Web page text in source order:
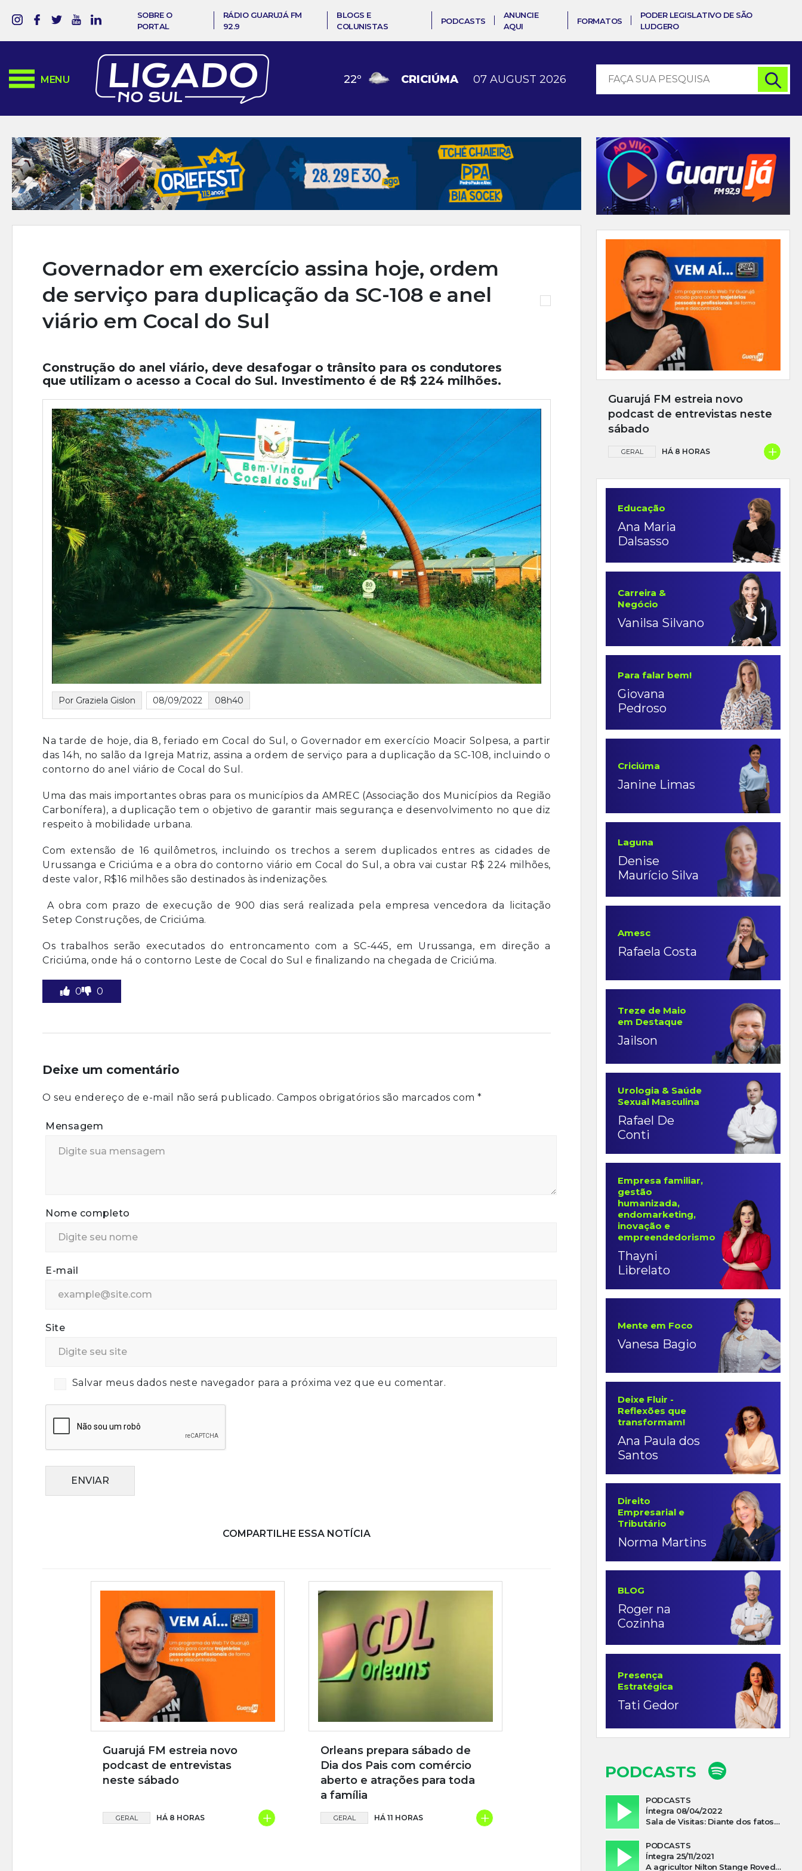
SOBRE O
PORTAL
RÁDIO GUARUJÁ FM
92.9
BLOGS E
COLUNISTAS
PODCASTS
ANUNCIE
AQUI
FORMATOS
PODER LEGISLATIVO DE SÃO
LUDGERO
MENU 22º CRICIÚMA 07 AUGUST 2026
Governador em exercício assina hoje, ordem
de serviço para duplicação da SC-108 e anel
viário em Cocal do Sul
Construção do anel viário, deve desafogar o trânsito para os condutores
que utilizam o acesso a Cocal do Sul. Investimento é de R$ 224 milhões.
Por Graziela Gislon 08/09/2022 08h40
Na tarde de hoje, dia 8, feriado em Cocal do Sul, o Governador em exercício Moacir Solpesa, a partir
das 14h, no salão da Igreja Matriz, assina a ordem de serviço para a duplicação da SC-108, incluindo o
contorno do anel viário de Cocal do Sul.
Uma das mais importantes obras para os municípios da AMREC (Associação dos Municípios da Região
Carbonífera), a duplicação tem o objetivo de garantir mais segurança e desenvolvimento no que diz
respeito à mobilidade urbana.
Com extensão de 16 quilômetros, incluindo os trechos a serem duplicados entres as cidades de
Urussanga e Criciúma e a obra do contorno viário em Cocal do Sul, a obra vai custar R$ 224 milhões,
deste valor, R$16 milhões são destinados às indenizações.
A obra com prazo de execução de 900 dias será realizada pela empresa vencedora da licitação
Setep Construções, de Criciúma.
Os trabalhos serão executados do entroncamento com a SC-445, em Urussanga, em direção a
Criciúma, onde há o contorno Leste de Cocal do Sul e finalizando na chegada de Criciúma.
0 0
Deixe um comentário
O seu endereço de e-mail não será publicado. Campos obrigatórios são marcados com *
Mensagem
Nome completo
E-mail
Site
Salvar meus dados neste navegador para a próxima vez que eu comentar.
ENVIAR
COMPARTILHE ESSA NOTÍCIA
Guarujá FM estreia novo
podcast de entrevistas
neste sábado
GERAL HÁ 8 HORAS +
Orleans prepara sábado de
Dia dos Pais com comércio
aberto e atrações para toda
a família
GERAL HÁ 11 HORAS +
Guarujá FM estreia novo
podcast de entrevistas neste
sábado
GERAL HÁ 8 HORAS +
Educação
Ana Maria
Dalsasso
Carreira &
Negócio
Vanilsa Silvano
Para falar bem!
Giovana
Pedroso
Criciúma
Janine Limas
Laguna
Denise
Maurício Silva
Amesc
Rafaela Costa
Treze de Maio
em Destaque
Jailson
Urologia & Saúde
Sexual Masculina
Rafael De
Conti
Empresa familiar,
gestão
humanizada,
endomarketing,
inovação e
empreendedorismo
Thayni
Librelato
Mente em Foco
Vanesa Bagio
Deixe Fluir -
Reflexões que
transformam!
Ana Paula dos
Santos
Direito
Empresarial e
Tributário
Norma Martins
BLOG
Roger na
Cozinha
Presença
Estratégica
Tati Gedor
PODCASTS
PODCASTS
Íntegra 08/04/2022
Sala de Visitas: Diante dos fatos que influenciam a economia o que podemos esperar de 2022
PODCASTS
Íntegra 25/11/2021
A agricultor Nilton Stange Roveda, afirma ter recebido ajuda espiritual durante acidente